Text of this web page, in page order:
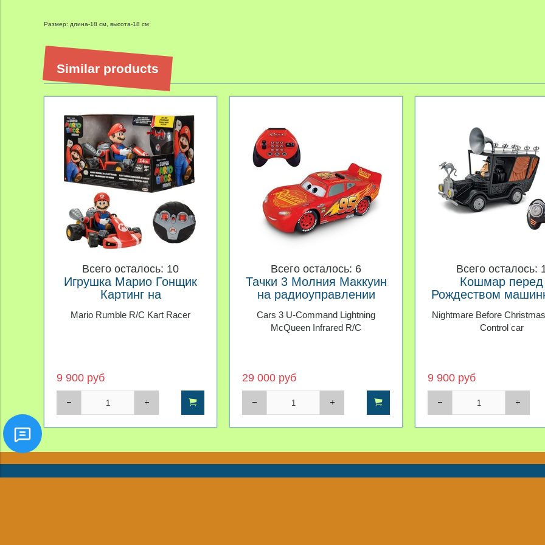
Размер: длина-18 см, высота-18 см
Similar products
Всего осталось: 10
Игрушка Марио Гонщик
Картинг на
управлении
Mario Rumble R/C Kart Racer
9 900 руб
Всего осталось: 6
Тачки 3 Молния Маккуин
на радиоуправлении
Cars 3 U-Command Lightning
McQueen Infrared R/C
29 000 руб
Всего осталось:
Кошмар перед
Рождеством
Nightmare Before
Control car
9 900 руб